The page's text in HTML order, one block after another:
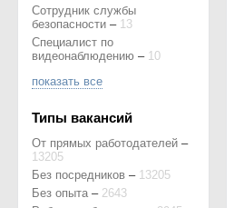
Сотрудник службы
безопасности – 13
Специалист по
видеонаблюдению – 10
показать все
Типы вакансий
От прямых работодателей –
13205
Без посредников – 13205
Без опыта – 2643